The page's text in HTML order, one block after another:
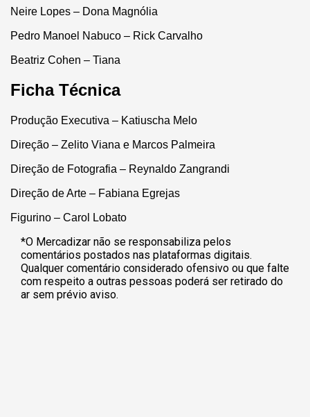
Neire Lopes – Dona Magnólia
Pedro Manoel Nabuco – Rick Carvalho
Beatriz Cohen – Tiana
Ficha Técnica
Produção Executiva – Katiuscha Melo
Direção – Zelito Viana e Marcos Palmeira
Direção de Fotografia – Reynaldo Zangrandi
Direção de Arte – Fabiana Egrejas
Figurino – Carol Lobato
*O Mercadizar não se responsabiliza pelos
comentários postados nas plataformas digitais.
Qualquer comentário considerado ofensivo ou que falte
com respeito a outras pessoas poderá ser retirado do
ar sem prévio aviso.